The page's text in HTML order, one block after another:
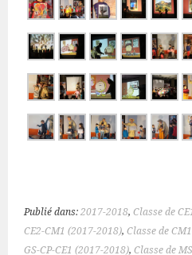
Publié dans:2017-2018,Classe de
CE2-CM1 (2017-2018),Classe de
GS-CP-CE1 (2017-2018),Classe de